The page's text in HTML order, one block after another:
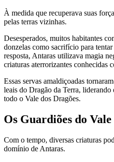
À medida que recuperava suas
pelas terras vizinhas.
Desesperados, muitos habitantes
donzelas como sacrifício para
resposta, Antaras utilizava magia
criaturas aterrorizantes conhecidas
Essas servas amaldiçoadas
leais do Dragão da Terra,
todo o Vale dos Dragões.
Os Guardiões do Vale
Com o tempo, diversas criaturas
domínio de Antaras.